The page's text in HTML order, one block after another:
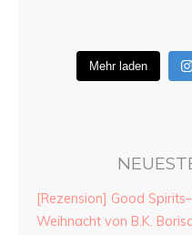
Mehr laden
[Rezension] Good
Weihnacht von B.K.